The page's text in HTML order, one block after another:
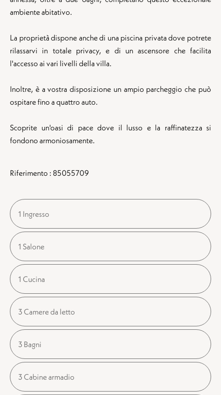
ambiente abitativo.
La proprietà dispone anche di una piscina privata dove potrete
rilassarvi in totale privacy, e di un ascensore che facilita
l'accesso ai vari livelli della villa.
Inoltre, è a vostra disposizione un ampio parcheggio che può
ospitare fino a quattro auto.
Scoprite un'oasi di pace dove il lusso e la raffinatezza si
fondono armoniosamente.
Riferimento : 85055709
1 Ingresso
1 Salone
1 Cucina
3 Camere da letto
3 Bagni
3 Cabine armadio